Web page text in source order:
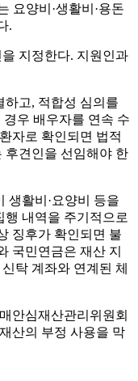
요양비·생활비·용돈
.
지정한다. 지원인과
하고, 적합성 심의를
우 배우자를 연속 수
자로 확인되면 법적
후견인을 선임해야 한
생활비·요양비 등을
행 내역을 주기적으로
징후가 확인되면 불
국민연금은 재산 지
탁 계좌와 연계된 체
안심재산관리위원회
산의 부정 사용을 막